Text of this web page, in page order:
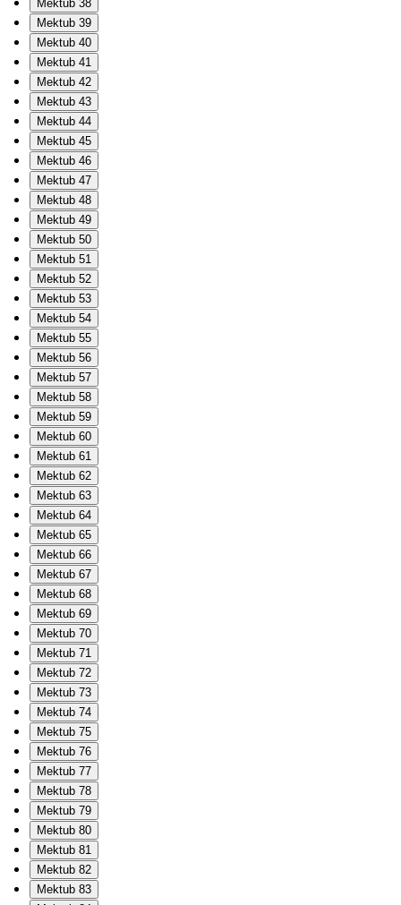
Mektub 38
Mektub 39
Mektub 40
Mektub 41
Mektub 42
Mektub 43
Mektub 44
Mektub 45
Mektub 46
Mektub 47
Mektub 48
Mektub 49
Mektub 50
Mektub 51
Mektub 52
Mektub 53
Mektub 54
Mektub 55
Mektub 56
Mektub 57
Mektub 58
Mektub 59
Mektub 60
Mektub 61
Mektub 62
Mektub 63
Mektub 64
Mektub 65
Mektub 66
Mektub 67
Mektub 68
Mektub 69
Mektub 70
Mektub 71
Mektub 72
Mektub 73
Mektub 74
Mektub 75
Mektub 76
Mektub 77
Mektub 78
Mektub 79
Mektub 80
Mektub 81
Mektub 82
Mektub 83